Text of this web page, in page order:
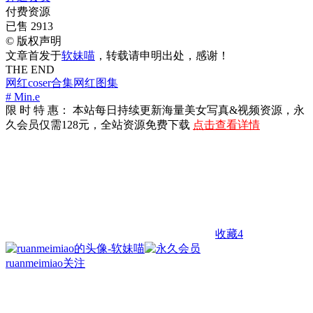
付费资源
已售 2913
© 版权声明
文章首发于软妹喵 ，转载请申明出处，感谢！
THE END
网红coser合集网红图集
# Min.e
限 时 特 惠： 本站每日持续更新海量美女写真&视频资源，永
久会员仅需128元，全站资源免费下载 点击查看详情
收藏4
ruanmeimiao关注